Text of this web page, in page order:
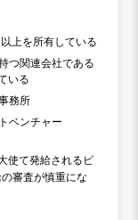
上を所有している
つ関連会社である
いる
務所
ベンチャー
使て発給されるビ
審査が慎重にな